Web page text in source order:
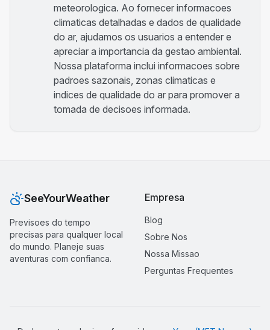
meteorologica. Ao fornecer informacoes
climaticas detalhadas e dados de qualidade
do ar, ajudamos os usuarios a entender e
apreciar a importancia da gestao ambiental.
Nossa plataforma inclui informacoes sobre
padroes sazonais, zonas climaticas e
indices de qualidade do ar para promover a
tomada de decisoes informada.
SeeYourWeather
Previsoes do tempo
precisas para qualquer local
do mundo. Planeje suas
aventuras com confianca.
Empresa
Blog
Sobre Nos
Nossa Missao
Perguntas Frequentes